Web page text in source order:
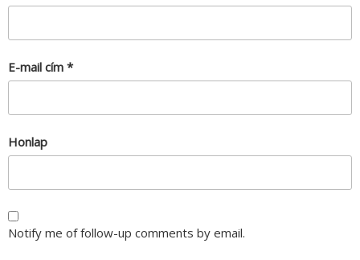
E-mail cím *
Honlap
Notify me of follow-up comments by email.